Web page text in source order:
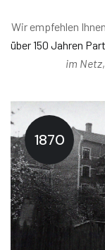
Wir empfehlen
über 150 Jahren
im Netz
1870